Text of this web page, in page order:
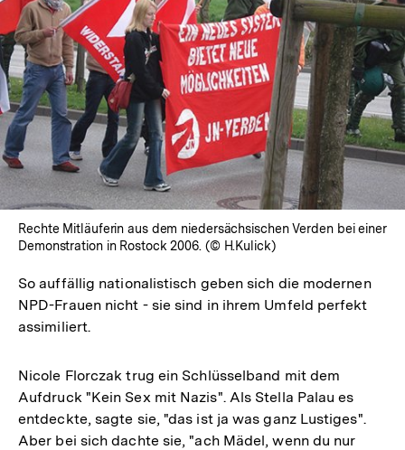
Rechte Mitläuferin aus dem niedersächsischen Verden bei einer
Demonstration in Rostock 2006. (© H.Kulick)
So auffällig nationalistisch geben sich die modernen
NPD-Frauen nicht - sie sind in ihrem Umfeld perfekt
assimiliert.
Nicole Florczak trug ein Schlüsselband mit dem
Aufdruck "Kein Sex mit Nazis". Als Stella Palau es
entdeckte, sagte sie, "das ist ja was ganz Lustiges".
Aber bei sich dachte sie, "ach Mädel, wenn du nur